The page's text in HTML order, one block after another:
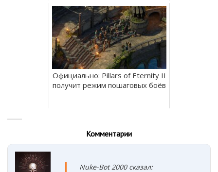
Официально: Pillars of Eternity II
получит режим пошаговых боёв
Комментарии
Nuke-Bot 2000 сказал: